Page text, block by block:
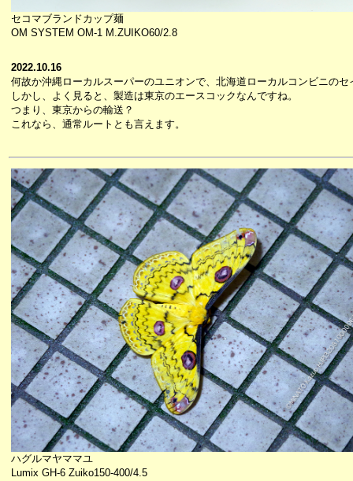
セコマブランドカップ麺
OM SYSTEM OM-1 M.ZUIKO60/2.8
2022.10.16
何故か沖縄ローカルスーパーのユニオンで、北海道ローカルコンビニの
しかし、よく見ると、製造は東京のエースコックなんですね。
つまり、東京からの輸送？
これなら、通常ルートとも言えます。
ハグルマヤママユ
Lumix GH-6 Zuiko150-400/4.5